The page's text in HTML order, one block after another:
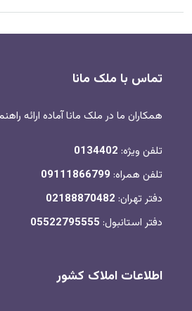
تماس با ملک مانا
همکاران ما در ملک مانا آماده ارائه
تلفن ویژه: 0134402
تلفن همراه: 09111866799
دفتر تهران: 02188870482
دفتر استانبول: 05522795555
اطلاعات املاک کشور